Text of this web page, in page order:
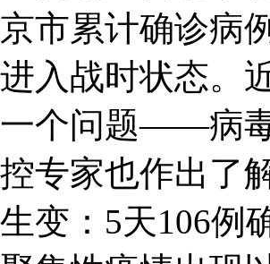
京市累计确诊病
进入战时状态。
一个问题——病
控专家也作出了
生变：5天106例